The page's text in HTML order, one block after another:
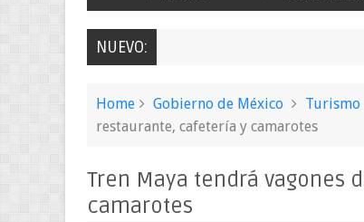
NUEVO:
Home Gobierno de México Turismo
restaurante, cafetería y camarotes
Tren Maya tendrá vagones
camarotes